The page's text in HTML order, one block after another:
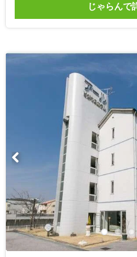
じゃらんで